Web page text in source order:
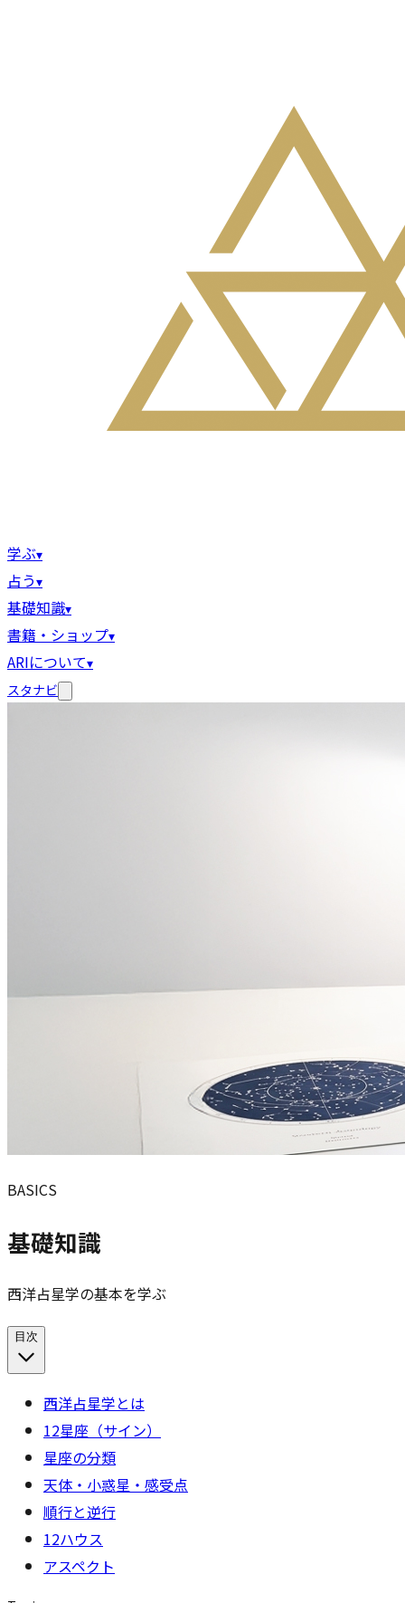
学ぶ▾
占う▾
基礎知識▾
書籍・ショップ▾
ARIについて▾
スタナビ
BASICS
基礎知識
西洋占星学の基本を学ぶ
目次
西洋占星学とは
12星座（サイン）
星座の分類
天体・小惑星・感受点
順行と逆行
12ハウス
アスペクト